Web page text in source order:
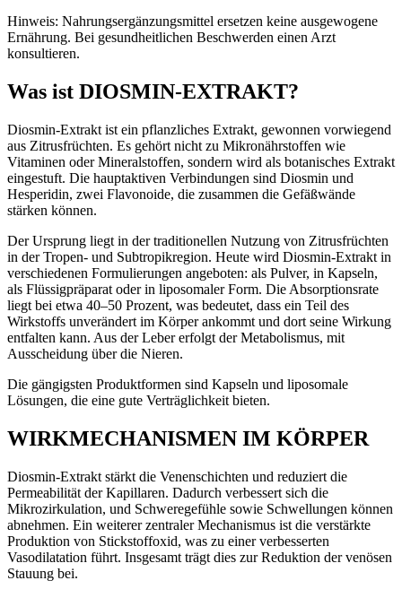
Hinweis: Nahrungsergänzungsmittel ersetzen keine ausgewogene
Ernährung. Bei gesundheitlichen Beschwerden einen Arzt
konsultieren.
Was ist DIOSMIN-EXTRAKT?
Diosmin-Extrakt ist ein pflanzliches Extrakt, gewonnen vorwiegend
aus Zitrusfrüchten. Es gehört nicht zu Mikronährstoffen wie
Vitaminen oder Mineralstoffen, sondern wird als botanisches Extrakt
eingestuft. Die hauptaktiven Verbindungen sind Diosmin und
Hesperidin, zwei Flavonoide, die zusammen die Gefäßwände
stärken können.
Der Ursprung liegt in der traditionellen Nutzung von Zitrusfrüchten
in der Tropen- und Subtropikregion. Heute wird Diosmin-Extrakt in
verschiedenen Formulierungen angeboten: als Pulver, in Kapseln,
als Flüssigpräparat oder in liposomaler Form. Die Absorptionsrate
liegt bei etwa 40–50 Prozent, was bedeutet, dass ein Teil des
Wirkstoffs unverändert im Körper ankommt und dort seine Wirkung
entfalten kann. Aus der Leber erfolgt der Metabolismus, mit
Ausscheidung über die Nieren.
Die gängigsten Produktformen sind Kapseln und liposomale
Lösungen, die eine gute Verträglichkeit bieten.
WIRKMECHANISMEN IM KÖRPER
Diosmin-Extrakt stärkt die Venenschichten und reduziert die
Permeabilität der Kapillaren. Dadurch verbessert sich die
Mikrozirkulation, und Schweregefühle sowie Schwellungen können
abnehmen. Ein weiterer zentraler Mechanismus ist die verstärkte
Produktion von Stickstoffoxid, was zu einer verbesserten
Vasodilatation führt. Insgesamt trägt dies zur Reduktion der venösen
Stauung bei.